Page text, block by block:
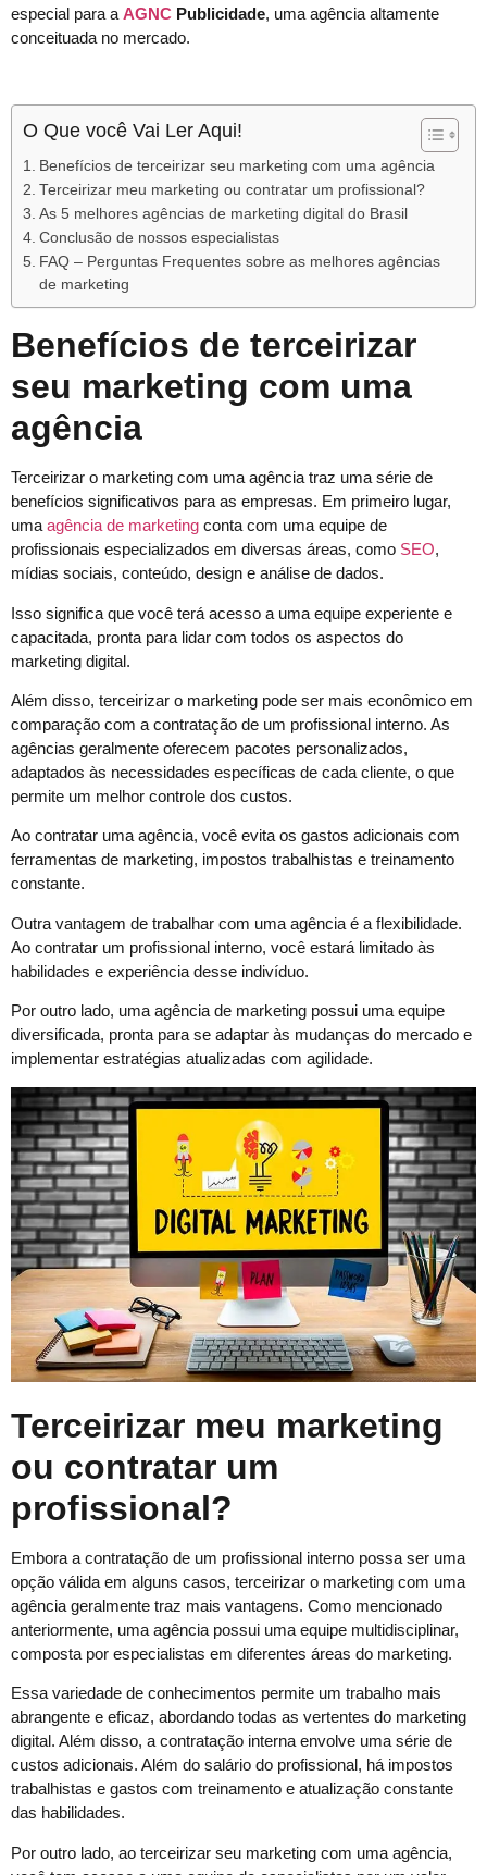
especial para a AGNC Publicidade, uma agência altamente
conceituada no mercado.
O Que você Vai Ler Aqui!
Benefícios de terceirizar seu marketing com uma agência
Terceirizar meu marketing ou contratar um profissional?
As 5 melhores agências de marketing digital do Brasil
Conclusão de nossos especialistas
FAQ – Perguntas Frequentes sobre as melhores agências
de marketing
Benefícios de terceirizar
seu marketing com uma
agência
Terceirizar o marketing com uma agência traz uma série de
benefícios significativos para as empresas. Em primeiro lugar,
uma agência de marketing conta com uma equipe de
profissionais especializados em diversas áreas, como SEO,
mídias sociais, conteúdo, design e análise de dados.
Isso significa que você terá acesso a uma equipe experiente e
capacitada, pronta para lidar com todos os aspectos do
marketing digital.
Além disso, terceirizar o marketing pode ser mais econômico em
comparação com a contratação de um profissional interno. As
agências geralmente oferecem pacotes personalizados,
adaptados às necessidades específicas de cada cliente, o que
permite um melhor controle dos custos.
Ao contratar uma agência, você evita os gastos adicionais com
ferramentas de marketing, impostos trabalhistas e treinamento
constante.
Outra vantagem de trabalhar com uma agência é a flexibilidade.
Ao contratar um profissional interno, você estará limitado às
habilidades e experiência desse indivíduo.
Por outro lado, uma agência de marketing possui uma equipe
diversificada, pronta para se adaptar às mudanças do mercado e
implementar estratégias atualizadas com agilidade.
Terceirizar meu marketing
ou contratar um
profissional?
Embora a contratação de um profissional interno possa ser uma
opção válida em alguns casos, terceirizar o marketing com uma
agência geralmente traz mais vantagens. Como mencionado
anteriormente, uma agência possui uma equipe multidisciplinar,
composta por especialistas em diferentes áreas do marketing.
Essa variedade de conhecimentos permite um trabalho mais
abrangente e eficaz, abordando todas as vertentes do marketing
digital. Além disso, a contratação interna envolve uma série de
custos adicionais. Além do salário do profissional, há impostos
trabalhistas e gastos com treinamento e atualização constante
das habilidades.
Por outro lado, ao terceirizar seu marketing com uma agência,